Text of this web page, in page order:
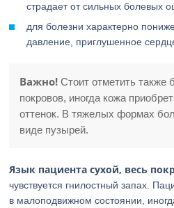
страдает от сильных болевых
для болезни характерно
давление, приглушенное
Важно! Стоит отметить также
покровов, иногда кожа
оттенок. В тяжелых формах
виде пузырей.
Язык пациента сухой, весь
чувствуется гнилостный запах.
в малоподвижном состоянии,